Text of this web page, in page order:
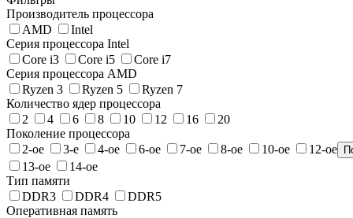
Производитель процессора
AMD
Intel
Серия процессора Intel
Core i3
Core i5
Core i7
Серия процессора AMD
Ryzen 3
Ryzen 5
Ryzen 7
Количество ядер процессора
2
4 6 8 10 12 16
20
Поколение процессора
2-ое
3-е 4-ое 6-ое 7-ое 8-ое 10-ое 12-ое
13-ое
14-ое
Тип памяти
DDR3
DDR4
DDR5
Оперативная память